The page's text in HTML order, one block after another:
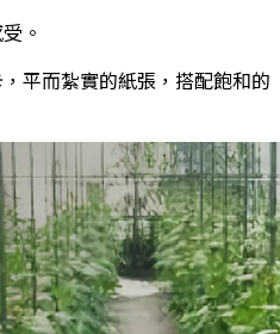
。
平而紮實的紙張，搭配飽和的